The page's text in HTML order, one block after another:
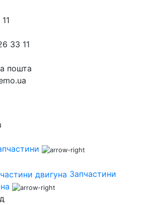
33 11
пошта
Запчастини